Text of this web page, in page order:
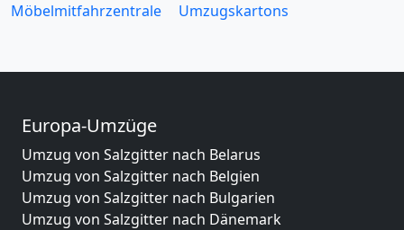
Möbelmitfahrzentrale
Umzugskartons
Europa-Umzüge
Umzug von Salzgitter nach Belarus
Umzug von Salzgitter nach Belgien
Umzug von Salzgitter nach Bulgarien
Umzug von Salzgitter nach Dänemark